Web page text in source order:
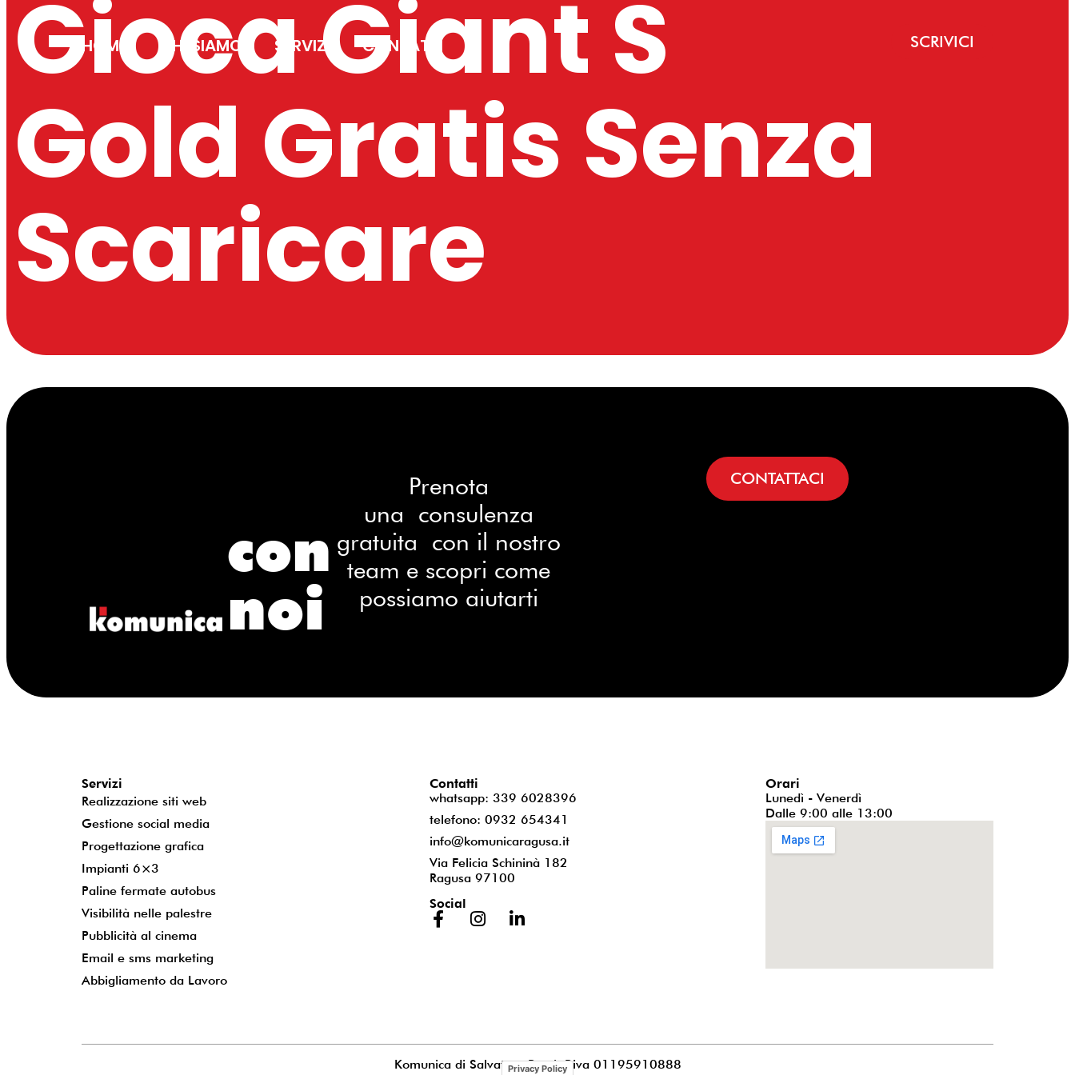
HOME CHI SIAMO SERVIZI CONTATTI SCRIVICI
Gioca Giant S
Gold Gratis Senza
Scaricare
con
noi
Prenota
una consulenza
gratuita con il nostro
team e scopri come
possiamo aiutarti
CONTATTACI
Servizi
Realizzazione siti web
Gestione social media
Progettazione grafica
Impianti 6×3
Paline fermate autobus
Visibilità nelle palestre
Pubblicità al cinema
Email e sms marketing
Abbigliamento da Lavoro
Contatti
whatsapp: 339 6028396
telefono: 0932 654341
info@komunicaragusa.it
Via Felicia Schininà 182
Ragusa 97100
Social
Orari
Lunedì - Venerdì
Dalle 9:00 alle 13:00
Komunica di Salvatore PucciaP.iva 01195910888
Privacy Policy